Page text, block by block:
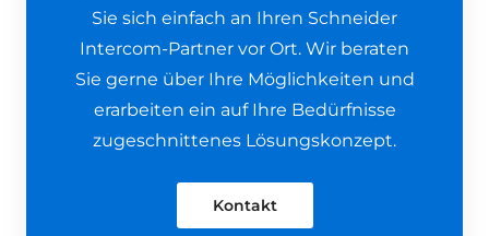
Sie sich einfach an Ihren Schneider
Intercom-Partner vor Ort. Wir beraten
Sie gerne über Ihre Möglichkeiten und
erarbeiten ein auf Ihre Bedürfnisse
zugeschnittenes Lösungskonzept.
Kontakt